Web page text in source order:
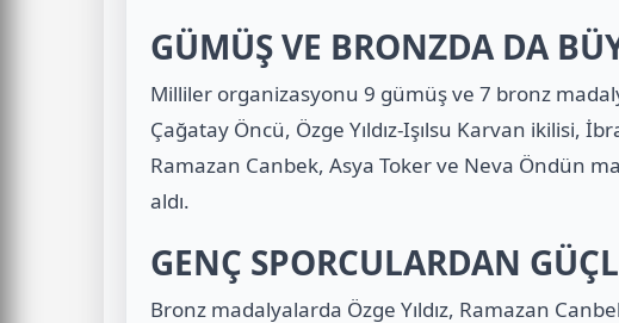
GÜMÜŞ VE BRONZDA DA
Milliler organizasyonu 9 gümüş ve 7 bronz
Çağatay Öncü, Özge Yıldız-Işılsu Karvan ikilisi,
Ramazan Canbek, Asya Toker ve Neva Öndün
aldı.
GENÇ SPORCULARDAN
Bronz madalyalarda Özge Yıldız, Ramazan